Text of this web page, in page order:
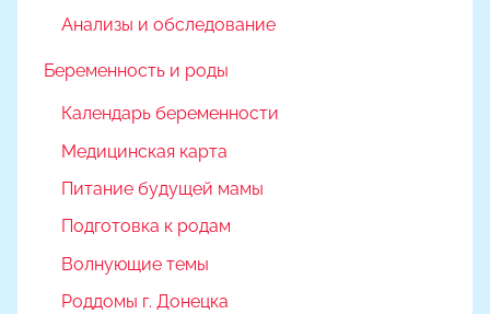
Анализы и обследование
Беременность и роды
Календарь беременности
Медицинская карта
Питание будущей мамы
Подготовка к родам
Волнующие темы
Роддомы г. Донецка